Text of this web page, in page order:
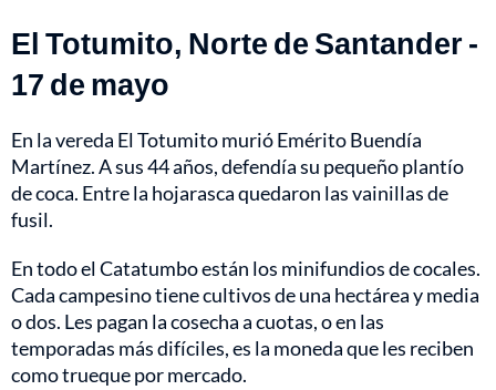
El Totumito, Norte de Santander -
17 de mayo
En la vereda El Totumito murió Emérito Buendía
Martínez. A sus 44 años, defendía su pequeño plantío
de coca. Entre la hojarasca quedaron las vainillas de
fusil.
En todo el Catatumbo están los minifundios de cocales.
Cada campesino tiene cultivos de una hectárea y media
o dos. Les pagan la cosecha a cuotas, o en las
temporadas más difíciles, es la moneda que les reciben
como trueque por mercado.